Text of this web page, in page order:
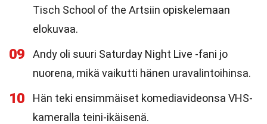
Tisch School of the Artsiin opiskelemaan
elokuvaa.
09
Andy oli suuri Saturday Night Live -fani jo
nuorena, mikä vaikutti hänen uravalintoihinsa.
10
Hän teki ensimmäiset komediavideonsa VHS-
kameralla teini-ikäisenä.